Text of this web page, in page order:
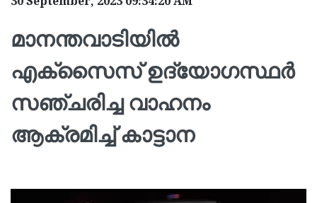
മാനന്തവാടിയില്‍
എക്സൈസ് ഉദ്യോഗസ്ഥര്‍
സഞ്ചരിച്ച വാഹനം
ആക്രമിച്ച് കാട്ടാന